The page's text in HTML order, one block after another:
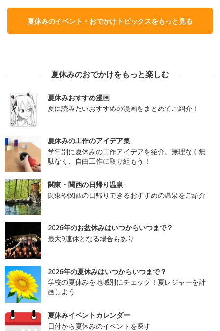
夏休みのイベント・おでかけトピックスをもっと見る
夏休みのおでかけをもっと楽しむ
夏休みおすすめ漫画
夏に読みたいおすすめの漫画をまとめてご紹介！
夏休みの工作のアイデア集
学年別に夏休みの工作アイデアを紹介。無理なく無
駄なく、自由工作に取り組もう！
関東・関西の日帰り温泉
関東や関西の日帰りできるおすすめの温泉をご紹介
2026年のお盆休みはいつからいつまで？
最大9連休となる場合もあり
2026年の夏休みはいつからいつまで？
学校の夏休みを地域別にチェック！夏レジャーを計
画しよう
夏休みイベントカレンダー
日付から夏休みのイベントを探す